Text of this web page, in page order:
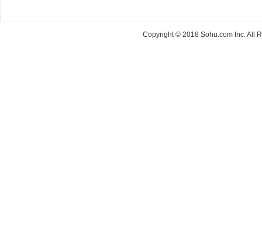
Copyright © 2018 Sohu.com Inc. All